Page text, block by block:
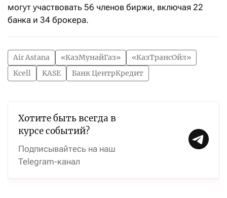
могут участвовать 56 членов биржи, включая 22
банка и 34 брокера.
Air Astana «КазМунайГаз»
«КазТрансОйл»
Kcell
KASE Банк ЦентрКредит
Хотите быть всегда в
курсе событий?
Подписывайтесь на наш
Telegram-канал